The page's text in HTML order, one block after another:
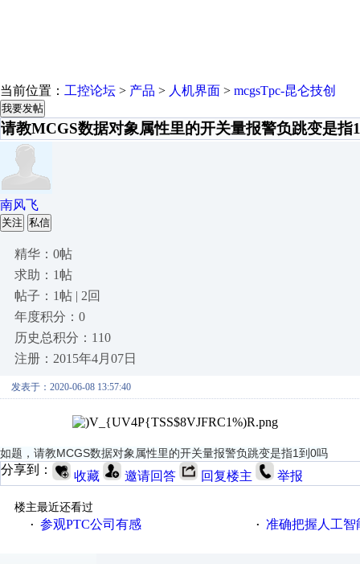
当前位置： 工控论坛 > 产品 > 人机界面 > mcgsTpc-昆仑技创
我要发帖
请教MCGS数据对象属性里的开关量报警负跳变是指
南风飞
关注 私信
精华：0帖
求助：1帖
帖子：1帖 | 2回
年度积分：0
历史总积分：110
注册：2015年4月07日
发表于：2020-06-08 13:57:40
如题，请教MCGS数据对象属性里的开关量报警负跳变是指1到0吗
分享到： 收藏 邀请回答 回复楼主 举报
楼主最近还看过
· 参观PTC公司有感 · 准确把握人工